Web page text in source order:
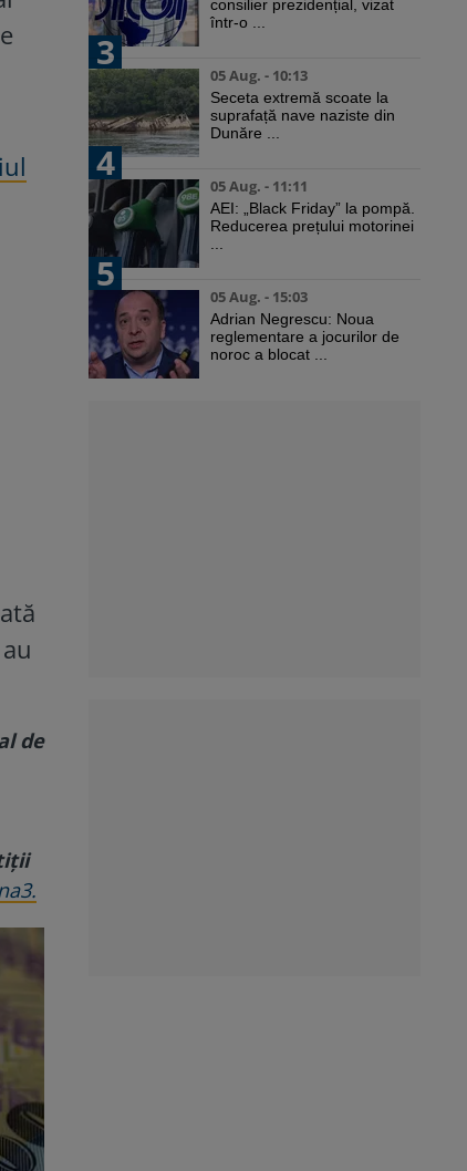
de
consilier prezidențial, vizat
într-o ...
3
05 Aug. - 10:13
Seceta extremă scoate la
suprafață nave naziste din
Dunăre ...
4
05 Aug. - 11:11
AEI: „Black Friday” la pompă.
Reducerea prețului motorinei
5
05 Aug. - 15:03
Adrian Negrescu: Noua
reglementare a jocurilor de
noroc a blocat ...